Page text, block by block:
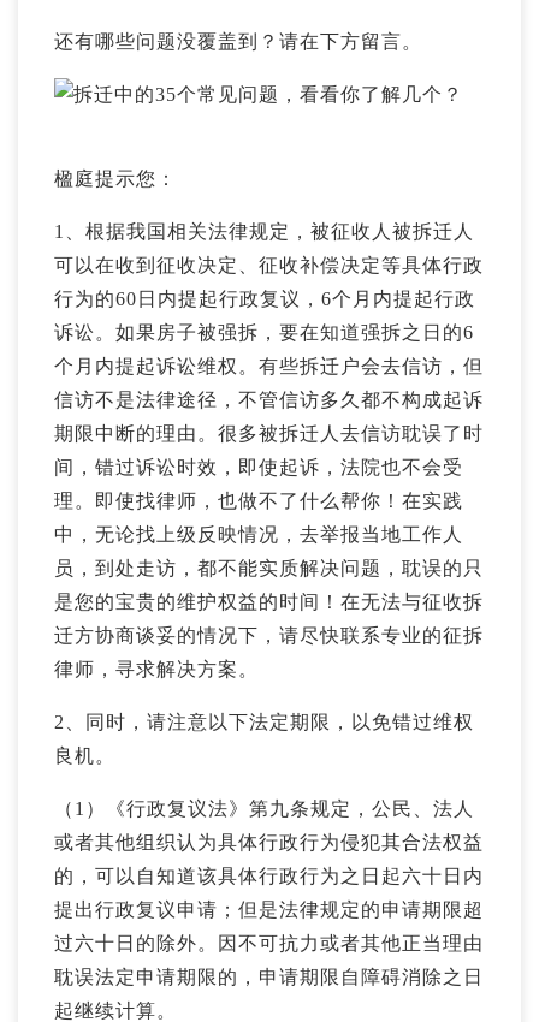
还有哪些问题没覆盖到？请在下方留言。
楹庭提示您：
1、根据我国相关法律规定，被征收人被拆迁人
可以在收到征收决定、征收补偿决定等具体行政
行为的60日内提起行政复议，6个月内提起行政
诉讼。如果房子被强拆，要在知道强拆之日的6
个月内提起诉讼维权。有些拆迁户会去信访，但
信访不是法律途径，不管信访多久都不构成起诉
期限中断的理由。很多被拆迁人去信访耽误了时
间，错过诉讼时效，即使起诉，法院也不会受
理。即使找律师，也做不了什么帮你！在实践
中，无论找上级反映情况，去举报当地工作人
员，到处走访，都不能实质解决问题，耽误的只
是您的宝贵的维护权益的时间！在无法与征收拆
迁方协商谈妥的情况下，请尽快联系专业的征拆
律师，寻求解决方案。
2、同时，请注意以下法定期限，以免错过维权
良机。
（1）《行政复议法》第九条规定，公民、法人
或者其他组织认为具体行政行为侵犯其合法权益
的，可以自知道该具体行政行为之日起六十日内
提出行政复议申请；但是法律规定的申请期限超
过六十日的除外。因不可抗力或者其他正当理由
耽误法定申请期限的，申请期限自障碍消除之日
起继续计算。